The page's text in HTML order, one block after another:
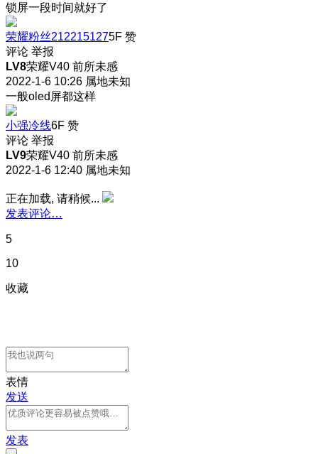
锁屏一段时间就好了
荣耀粉丝2122151275F 赞
评论 举报
LV8荣耀V40 前所未感
2022-1-6 10:26 属地未知
一般oled屏都这样
小强冷线6F 赞
评论 举报
LV9荣耀V40 前所未感
2022-1-6 12:40 属地未知
正在加载, 请稍候...
发表评论…
5
10
收藏
表情
发送
发表